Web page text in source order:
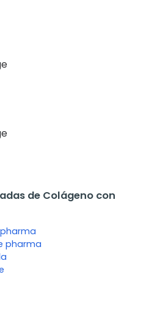
de Colágeno con
pharma